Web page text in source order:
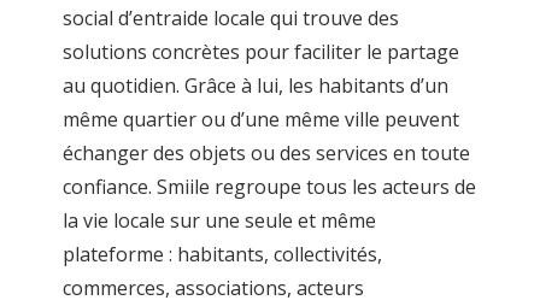
social d’entraide locale qui trouve des
solutions concrètes pour faciliter le partage
au quotidien. Grâce à lui, les habitants d’un
même quartier ou d’une même ville peuvent
échanger des objets ou des services en toute
confiance. Smiile regroupe tous les acteurs de
la vie locale sur une seule et même
plateforme : habitants, collectivités,
commerces, associations, acteurs